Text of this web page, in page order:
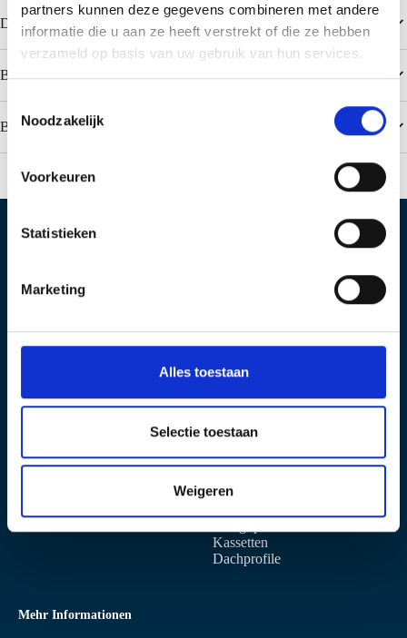
partners kunnen deze gegevens combineren met andere
informatie die u aan ze heeft verstrekt of die ze hebben
verzameld op basis van uw gebruik van hun services.
T
o
Noodzakelijk
Voorkeuren
Statistieken
Marketing
Alles toestaan
Selectie toestaan
Weigeren
Downloads
Beliebte Farben Colorcoat HPS200 Ultra
Beliebte Farben Colorcoat Prisma
Produktieweg 2
3400 AB IJsselstein
+31 (0)30 6879 760
Produkte
Sandwichpaneele
Dachpaneele
Kassetten
Dachprofile
Mehr Informationen
4191 PG Geldermalsen
Industriestrasse 13